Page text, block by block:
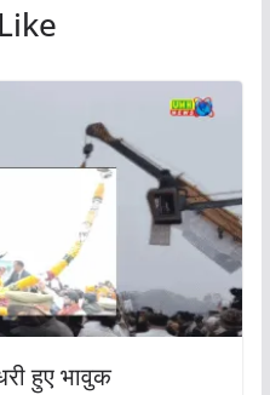
हुए भावुक